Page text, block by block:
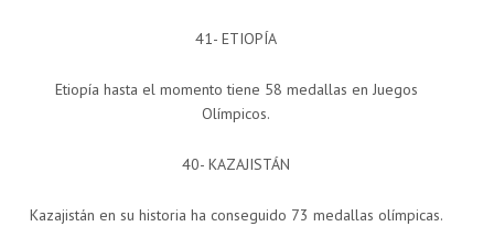
41- ETIOPÍA
Etiopía hasta el momento tiene 58 medallas en Juegos
Olímpicos.
40- KAZAJISTÁN
Kazajistán en su historia ha conseguido 73 medallas olímpicas.